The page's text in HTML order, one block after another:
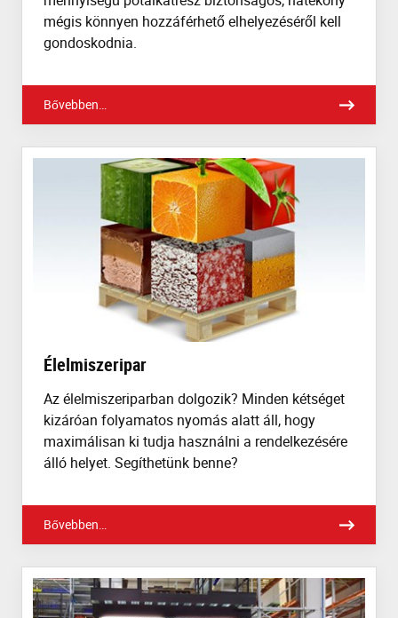
mégis könnyen hozzáférhető elhelyezéséről kell
gondoskodnia.
Bővebben…
Élelmiszeripar
Az élelmiszeriparban dolgozik? Minden kétséget
kizáróan folyamatos nyomás alatt áll, hogy
maximálisan ki tudja használni a rendelkezésére
álló helyet. Segíthetünk benne?
Bővebben…